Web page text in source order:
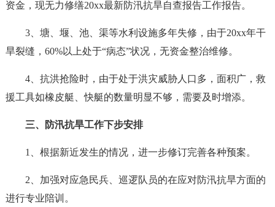
资金，现无力修缮20xx最新防汛抗旱自查报告工作报告。
3、塘、堰、池、渠等水利设施多年失修，由于20xx年干
旱裂缝，60%以上处于“病态”状况，无资金整治维修。
4、抗洪抢险时，由于处于洪灾威胁人口多，面积广，救
援工具如橡皮艇、快艇的数量明显不够，需要及时增添。
三、防汛抗旱工作下步安排
1、根据新近发生的情况，进一步修订完善各种预案。
2、加强对应急民兵、巡逻队员的在应对防汛抗旱方面的
进行专业陪训。